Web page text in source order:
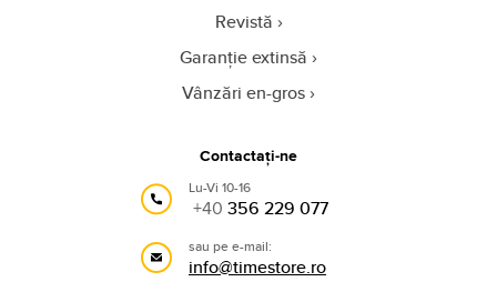
Revistă
Garanție extinsă
Vânzări en-gros
Contactați-ne
Lu-Vi 10-16
+40 356 229 077
sau pe e-mail:
info@timestore.ro